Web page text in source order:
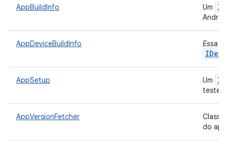
AppBuildInfo Um
AppDeviceBuildInfo Essa
AppSetup Um
testes
AppVersionFetcher
do